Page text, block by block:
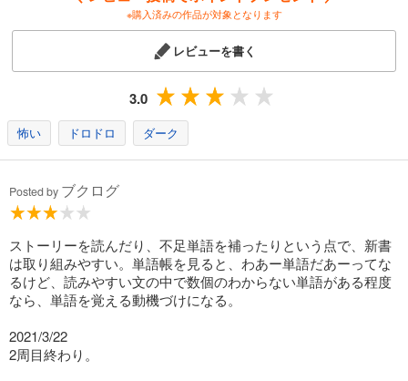
※購入済みの作品が対象となります
レビューを書く
3.0
怖い ドロドロ ダーク
Posted by ブクログ
ストーリーを読んだり、不足単語を補ったりという点で、新書
は取り組みやすい。単語帳を見ると、わあー単語だあーってな
るけど、読みやすい文の中で数個のわからない単語がある程度
なら、単語を覚える動機づけになる。
2021/3/22
2周目終わり。